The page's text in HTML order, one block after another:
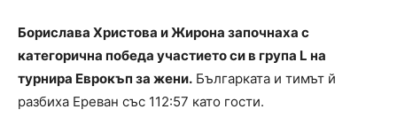
Борислава Христова и Жирона започнаха с
категорична победа участието си в група L на
турнира Еврокъп за жени. Българката и тимът й
разбиха Ереван със 112:57 като гости.